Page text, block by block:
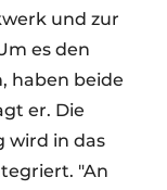
und zur
es den
haben beide
er. Die
wird in das
"An